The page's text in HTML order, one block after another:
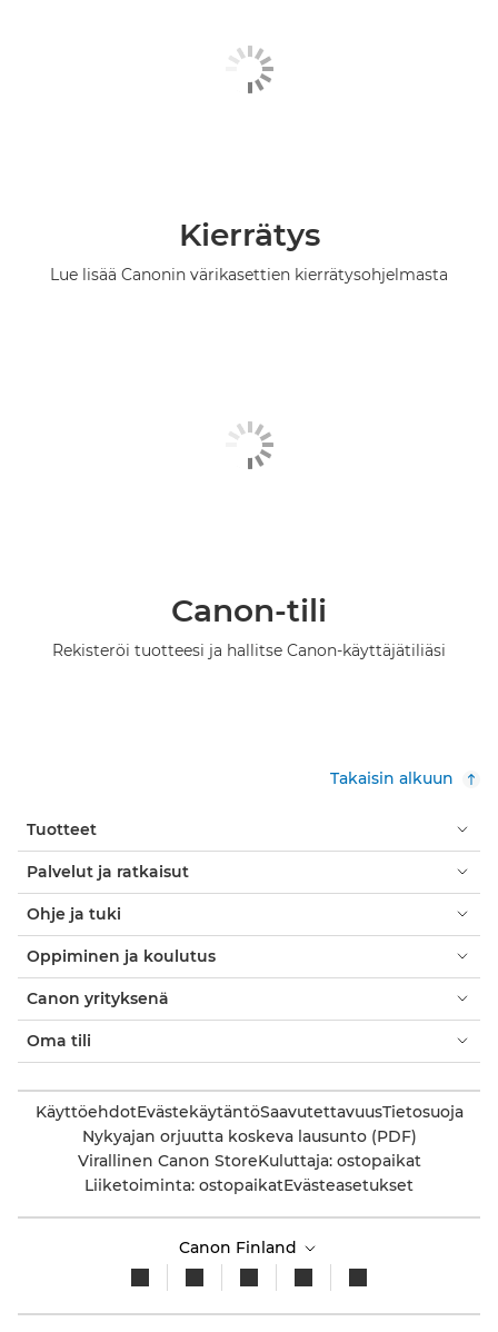
Kierrätys
Lue lisää Canonin värikasettien kierrätysohjelmasta
Canon-tili
Rekisteröi tuotteesi ja hallitse Canon-käyttäjätiliäsi
Takaisin alkuun
Tuotteet
Palvelut ja ratkaisut
Ohje ja tuki
Oppiminen ja koulutus
Canon yrityksenä
Oma tili
KäyttöehdotEvästekäytäntöSaavutettavuusTietosuoja
Nykyajan orjuutta koskeva lausunto (PDF)
Virallinen Canon StoreKuluttaja: ostopaikat
Liiketoiminta: ostopaikatEvästeasetukset
Canon Finland